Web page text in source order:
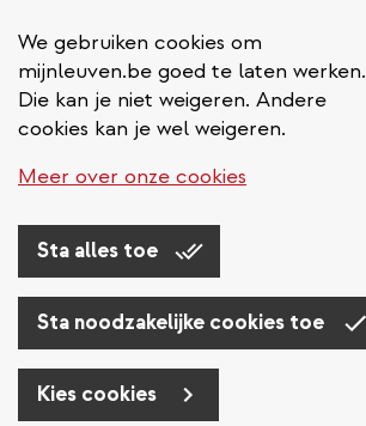
We gebruiken cookies om
mijnleuven.be goed te laten werken.
Die kan je niet weigeren. Andere
cookies kan je wel weigeren.
Meer over onze cookies
Sta alles toe
Sta noodzakelijke cookies toe
Kies cookies